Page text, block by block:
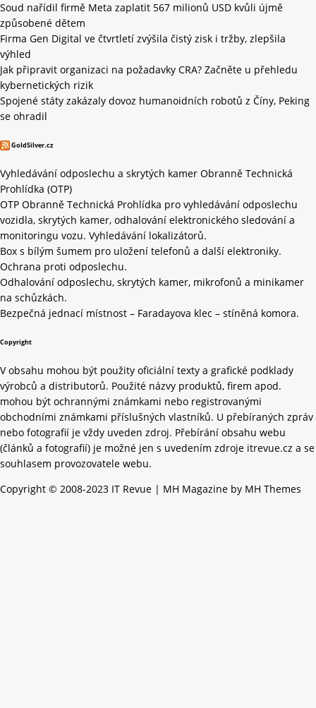
Soud nařídil firmě Meta zaplatit 567 milionů USD kvůli újmě
způsobené dětem
Firma Gen Digital ve čtvrtletí zvýšila čistý zisk i tržby, zlepšila
výhled
Jak připravit organizaci na požadavky CRA? Začněte u přehledu
kybernetických rizik
Spojené státy zakázaly dovoz humanoidních robotů z Číny, Peking
se ohradil
GoldSilver.cz
Vyhledávání odposlechu a skrytých kamer Obranně Technická
Prohlídka (OTP)
OTP Obranně Technická Prohlídka pro vyhledávání odposlechu
vozidla, skrytých kamer, odhalování elektronického sledování a
monitoringu vozu. Vyhledávání lokalizátorů.
Box s bílým šumem pro uložení telefonů a další elektroniky.
Ochrana proti odposlechu.
Odhalování odposlechu, skrytých kamer, mikrofonů a minikamer
na schůzkách.
Bezpečná jednací místnost – Faradayova klec – stíněná komora.
Copyright
V obsahu mohou být použity oficiální texty a grafické podklady
výrobců a distributorů. Použité názvy produktů, firem apod.
mohou být ochrannými známkami nebo registrovanými
obchodními známkami příslušných vlastníků. U přebíraných zpráv
nebo fotografií je vždy uveden zdroj. Přebírání obsahu webu
(článků a fotografií) je možné jen s uvedením zdroje itrevue.cz a se
souhlasem provozovatele webu.
Copyright © 2008-2023 IT Revue | MH Magazine by MH Themes